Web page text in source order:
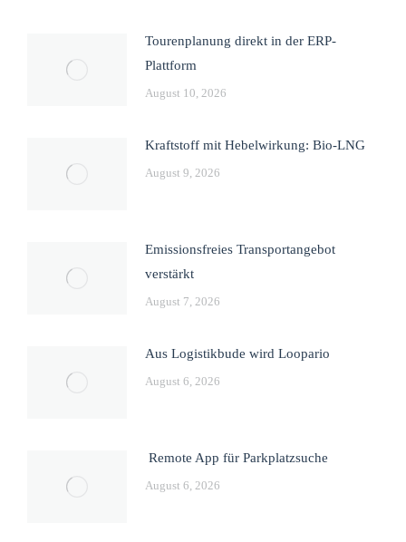
Tourenplanung direkt in der ERP-
Plattform
August 10, 2026
Kraftstoff mit Hebelwirkung: Bio-LNG
August 9, 2026
Emissionsfreies Transportangebot
verstärkt
August 7, 2026
Aus Logistikbude wird Loopario
August 6, 2026
Remote App für Parkplatzsuche
August 6, 2026